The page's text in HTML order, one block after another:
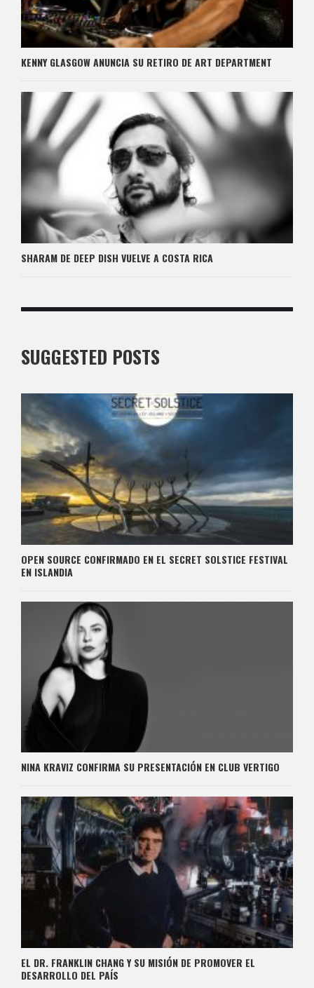
KENNY GLASGOW ANUNCIA SU RETIRO DE ART DEPARTMENT
SHARAM DE DEEP DISH VUELVE A COSTA RICA
SUGGESTED POSTS
OPEN SOURCE CONFIRMADO EN EL SECRET SOLSTICE FESTIVAL
EN ISLANDIA
NINA KRAVIZ CONFIRMA SU PRESENTACIÓN EN CLUB VERTIGO
EL DR. FRANKLIN CHANG Y SU MISIÓN DE PROMOVER EL
DESARROLLO DEL PAÍS